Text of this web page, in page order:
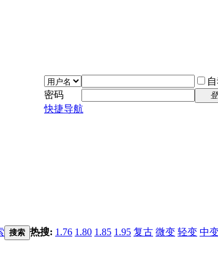
密码
快捷导航
搜索 热搜: 1.76 1.80 1.85 1.95 复古 微变 轻变 中